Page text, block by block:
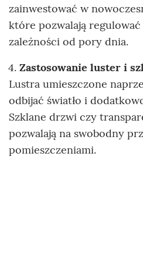
zainwestować w
które pozwalają regulować
zależności od pory dnia.
Zastosowanie luster i
Lustra umieszczone
odbijać światło i
Szklane drzwi czy
pozwalają na swobodny
pomieszczeniami.